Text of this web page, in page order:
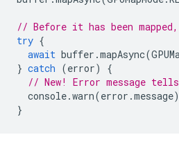
// Before it has been
try {
await buffer .mapAsync(
} catch (error)
{
// New! Error message
console.warn(error .message
}